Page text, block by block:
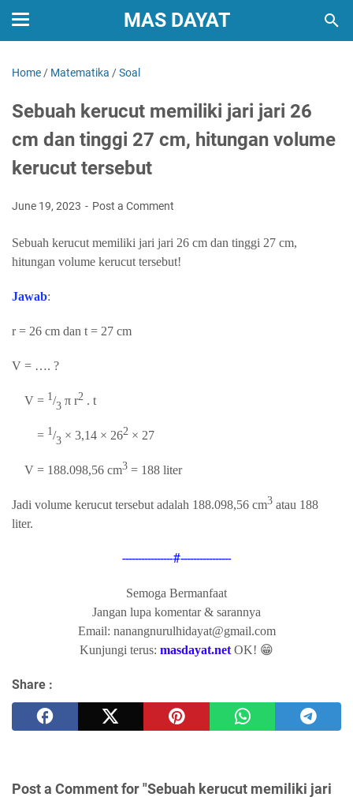
MAS DAYAT
Home / Matematika /Soal
Sebuah kerucut memiliki jari jari 26
cm dan tinggi 27 cm, hitungan volume
kerucut tersebut
June 19, 2023 Post a Comment
Sebuah kerucut memiliki jari jari 26 cm dan tinggi 27 cm,
hitungan volume kerucut tersebut!
Jawab:
r = 26 cm dan t = 27 cm
V = …. ?
V = 1/3 π r2 . t
= 1/3 × 3,14 × 262 × 27
V = 188.098,56 cm3 = 188 liter
Jadi volume kerucut tersebut adalah 188.098,56 cm3 atau 188
liter.
----------------#----------------
Semoga Bermanfaat
Jangan lupa komentar & sarannya
Email: nanangnurulhidayat@gmail.com
Kunjungi terus: masdayat.net OK! 😁
Share :
Post a Comment for "Sebuah kerucut memiliki jari